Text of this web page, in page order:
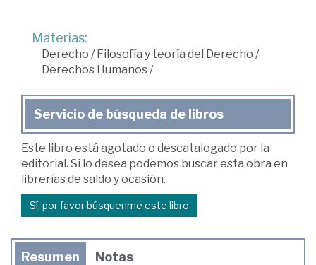
Materias:
Derecho / Filosofía y teoría del Derecho /
Derechos Humanos/
Servicio de búsqueda de libros
Este libro está agotado o descatalogado por la
editorial. Si lo desea podemos buscar esta obra en
librerías de saldo y ocasión.
Sí, por favor búsquenme este libro
Resumen Notas